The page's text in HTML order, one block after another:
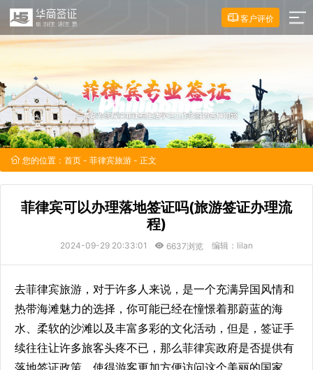
客户评价
您的位置： 首页 - 菲律宾旅游 - 正文
菲律宾可以办理落地签证吗(旅游签证办理流
程)
2024-09-29 20:33:01 6637浏览 编辑：lilan
去菲律宾旅游，对于许多人来说，是一个充满异国风情和
热带海滩魅力的选择，你可能已经在憧憬着那蔚蓝的海
水、柔软的沙滩以及丰富多彩的文化活动，但是，签证手
续往往让许多旅客头疼不已，那么菲律宾政府是否提供有